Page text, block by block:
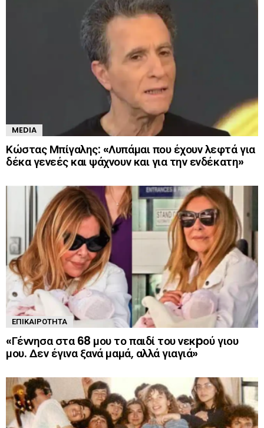
MEDIA
Κώστας Μπίγαλης: «Λυπάμαι που έχουν λεφτά για
δέκα γενεές και ψάχνουν και για την ενδέκατη»
ΕΠΙΚΑΙΡΌΤΗΤΑ
«Γέννησα στα 68 μου το παιδί του νεκpού γιου
μου. Δεν έγινα ξανά μαμά, αλλά γιαγιά»